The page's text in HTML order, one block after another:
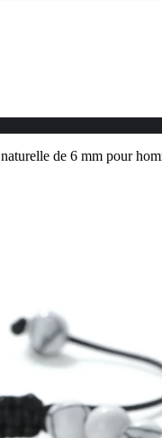
de 6 mm pour